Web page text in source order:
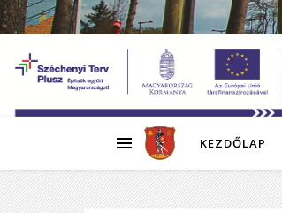
KEZDŐLAP